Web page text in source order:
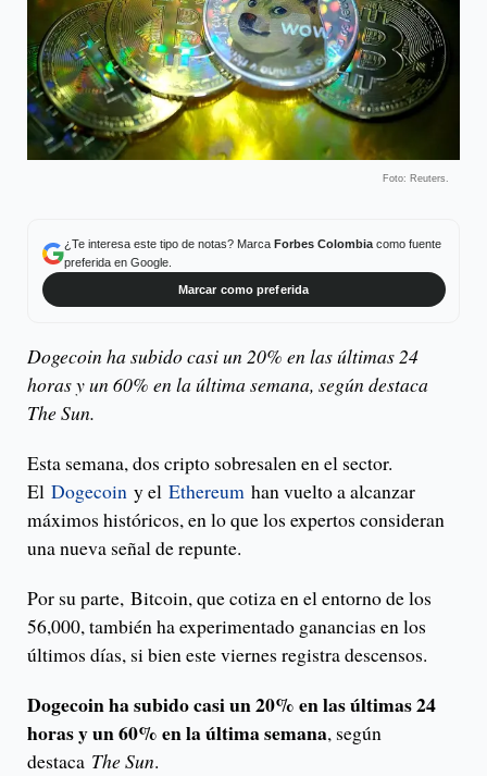
Foto: Reuters.
¿Te interesa este tipo de notas? Marca Forbes Colombiacomo fuente
preferida en Google.
Marcar como preferida
Dogecoin ha subido casi un 20% en las últimas 24
horas y un 60% en la última semana, según destaca
The Sun.
Esta semana, dos cripto sobresalen en el sector.
El Dogecoin y el Ethereum han vuelto a alcanzar
máximos históricos, en lo que los expertos consideran
una nueva señal de repunte.
Por su parte, Bitcoin, que cotiza en el entorno de los
56,000, también ha experimentado ganancias en los
últimos días, si bien este viernes registra descensos.
Dogecoin ha subido casi un 20% en las últimas 24
horas y un 60% en la última semana, según
destaca The Sun.